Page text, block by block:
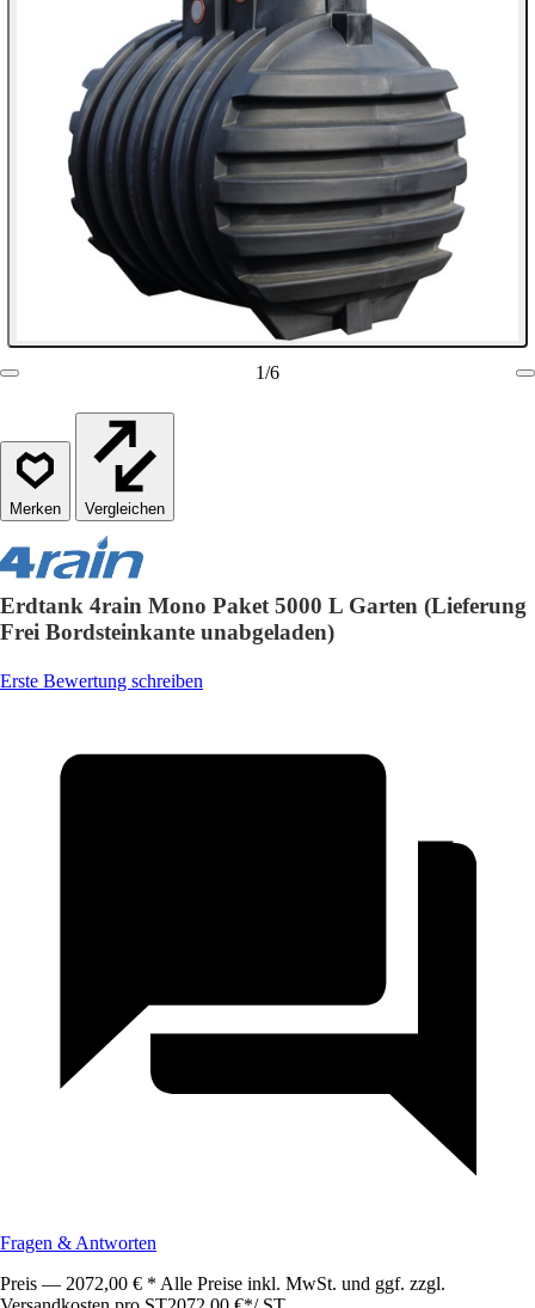
1/6
Vergleichen
Erdtank 4rain Mono Paket 5000 L Garten (Lieferung
Frei Bordsteinkante unabgeladen)
Erste Bewertung schreiben
Fragen & Antworten
Preis — 2072,00 € * Alle Preise inkl. MwSt. und ggf. zzgl.